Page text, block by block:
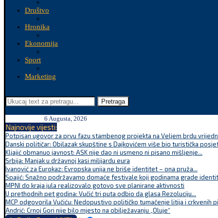
Društvo
Hronika
Ekonomija
Sport
Marketing
Pretraga
6 Augusta, 2026
Najnovije vijesti:
Potpisan ugovor za prvu fazu stambenog projekta na Veljem brdu
Danski političar: Obilazak skupštine s Dajkovićem više bio turistička
Kljajić obmanuo javnost: ASK nije dao ni usmeno ni pisano mišljenje...
Srbija: Manjak u državnoj kasi milijardu eura
Ivanović za Eurokaz: Evropska unija ne briše identitet – ona pruža...
Spajić: Snažno podržavamo domaće festivale koji godinama grade
MPNI do kraja jula realizovalo gotovo sve planirane aktivnosti
U prethodnih pet godina: Vučić tri puta odbio da glasa Rezoluciju...
MCP odgovorila Vučiću: Nedopustivo političko tumačenje litija i crkvenih
Andrić: Crnoj Gori nije bilo mjesto na obilježavanju „Oluje“